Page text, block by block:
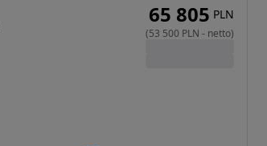
65 805 PLN
(53 500 PLN - netto)